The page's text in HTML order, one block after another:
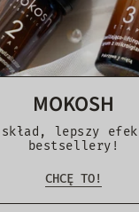
MOKOSH
lepszy
bestsellery!
CHCĘ TO!